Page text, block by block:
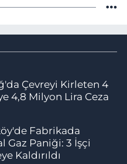
Çevreyi Kirleten 4
4,8 Milyon Lira Ceza
Fabrikada
Gaz Paniği: 3 İşçi
Kaldırıldı